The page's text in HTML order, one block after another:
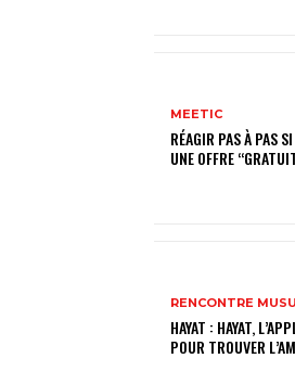
MEETIC
RÉAGIR PAS À PAS
UNE OFFRE
RENCONTRE
HAYAT : HAYAT,
POUR TROUVER